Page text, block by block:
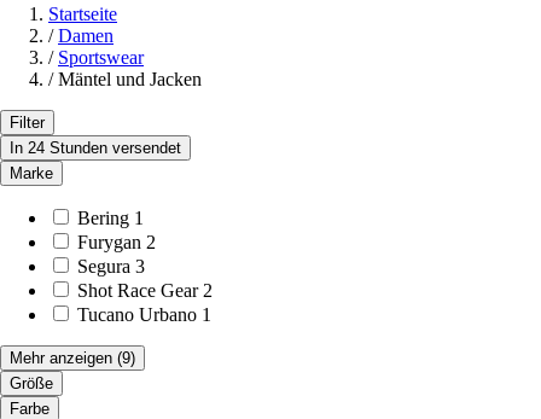
Startseite
/ Damen
/ Sportswear
/ Mäntel und Jacken
Filter
In 24 Stunden versendet
Marke
Bering 1
Furygan 2
Segura 3
Shot Race Gear 2
Tucano Urbano 1
Mehr anzeigen (9)
Größe
Farbe